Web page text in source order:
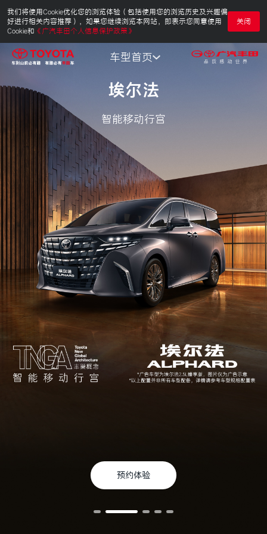
我们将使用Cookie优化您的浏览体验（包括使用您的浏览历史及兴趣偏
好进行相关内容推荐），如果您继续浏览本网站，即表示您同意使用
Cookie和 《广汽丰田个人信息保护政策》
关闭
车型首页
车型首页
预约体验
金色礼赞
大气外观
豪华内饰
智能科技
更多选择
精彩赏析
埃尔法
智能移动行宫
预约体验